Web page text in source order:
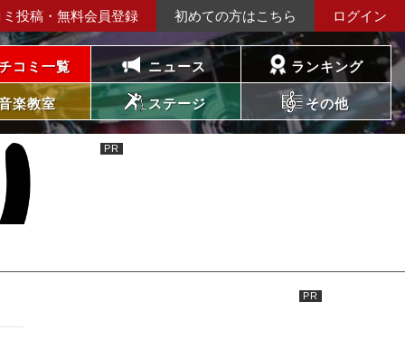
ミ投稿・無料会員登録 初めての方はこちら ログイン
コミ一覧 ニュース ランキング
楽教室 ステージ その他